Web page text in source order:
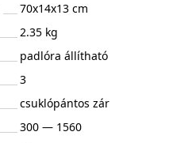
70x14x13 cm
2.35 kg
padlóra állítható
3
csuklópántos zár
300 — 1560